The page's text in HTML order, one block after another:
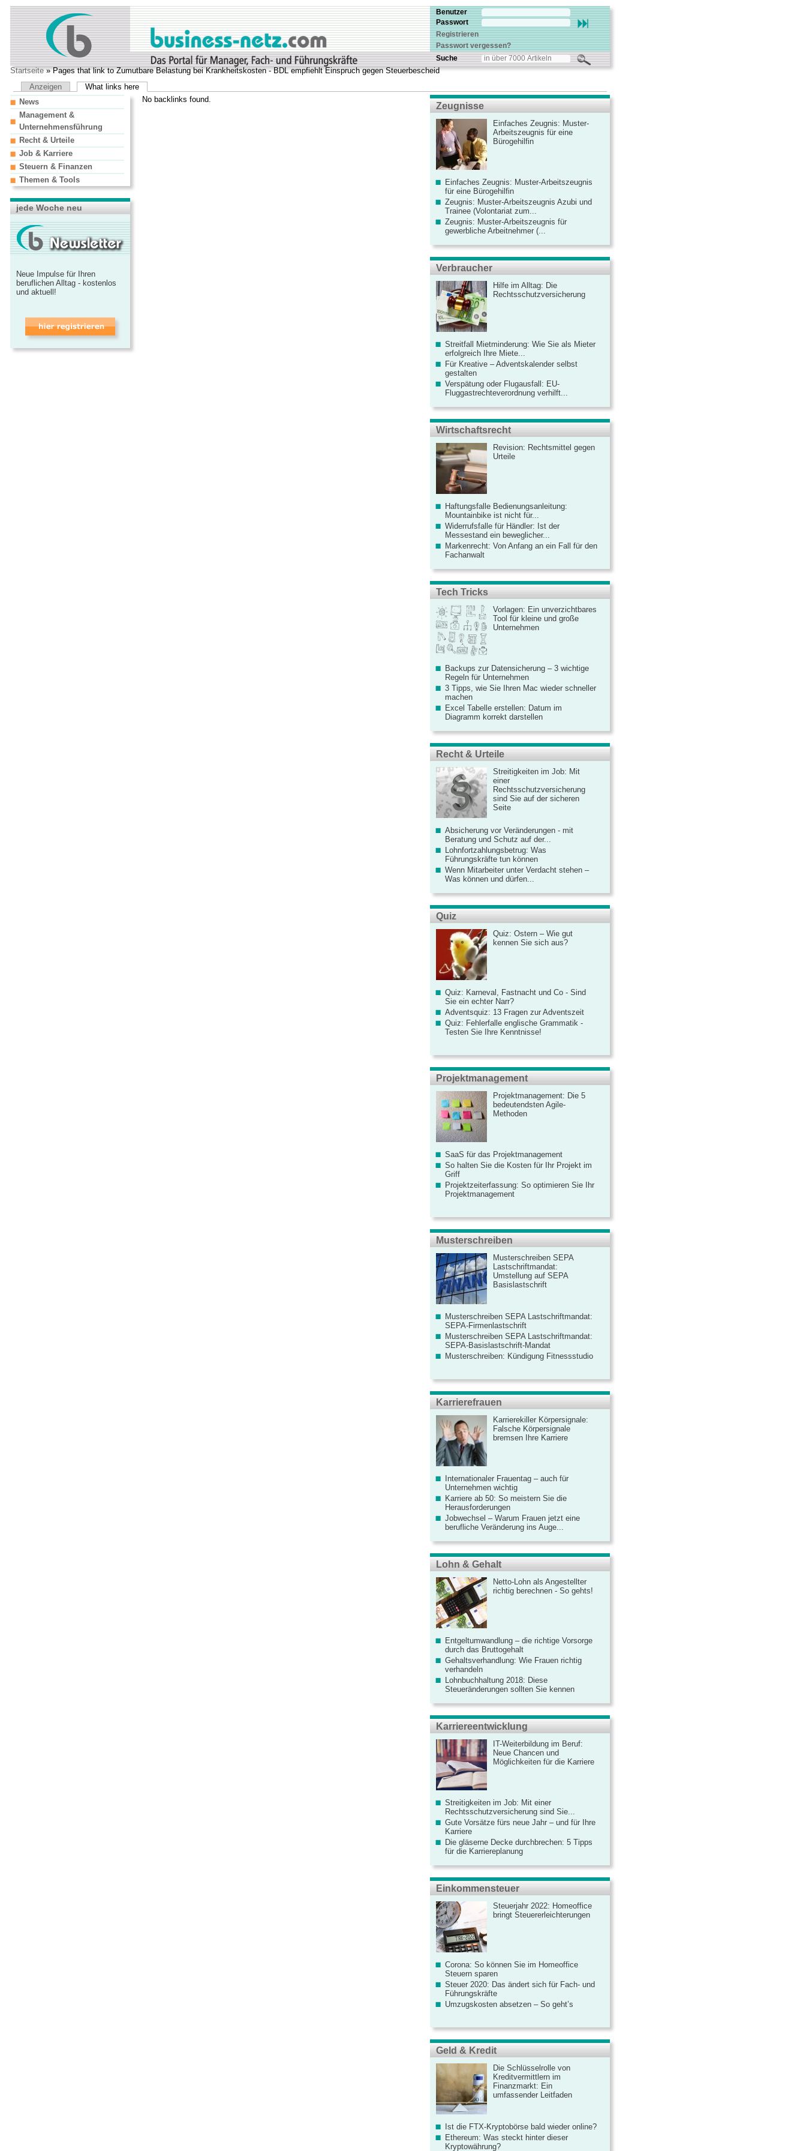
Benutzer
Passwort
Registrieren
Passwort vergessen?
Suche
Startseite» Pages that link to Zumutbare Belastung bei Krankheitskosten - BDL empfiehlt Einspruch gegen Steuerbescheid
Anzeigen
What links here
No backlinks found.
News
Management &
Unternehmensführung
Recht & Urteile
Job & Karriere
Steuern & Finanzen
Themen & Tools
jede Woche neu
Neue Impulse für Ihren
beruflichen Alltag - kostenlos
und aktuell!
Zeugnisse
Einfaches Zeugnis: Muster-
Arbeitszeugnis für eine
Bürogehilfin
Einfaches Zeugnis: Muster-Arbeitszeugnis
für eine Bürogehilfin
Zeugnis: Muster-Arbeitszeugnis Azubi und
Trainee (Volontariat zum...
Zeugnis: Muster-Arbeitszeugnis für
gewerbliche Arbeitnehmer (...
Verbraucher
Hilfe im Alltag: Die
Rechtsschutzversicherung
Streitfall Mietminderung: Wie Sie als Mieter
erfolgreich Ihre Miete...
Für Kreative – Adventskalender selbst
gestalten
Verspätung oder Flugausfall: EU-
Fluggastrechteverordnung verhilft...
Wirtschaftsrecht
Revision: Rechtsmittel gegen
Urteile
Haftungsfalle Bedienungsanleitung:
Mountainbike ist nicht für...
Widerrufsfalle für Händler: Ist der
Messestand ein beweglicher...
Markenrecht: Von Anfang an ein Fall für den
Fachanwalt
Tech Tricks
Vorlagen: Ein unverzichtbares
Tool für kleine und große
Unternehmen
Backups zur Datensicherung – 3 wichtige
Regeln für Unternehmen
3 Tipps, wie Sie Ihren Mac wieder schneller
machen
Excel Tabelle erstellen: Datum im
Diagramm korrekt darstellen
Recht & Urteile
Streitigkeiten im Job: Mit
einer
Rechtsschutzversicherung
sind Sie auf der sicheren
Seite
Absicherung vor Veränderungen - mit
Beratung und Schutz auf der...
Lohnfortzahlungsbetrug: Was
Führungskräfte tun können
Wenn Mitarbeiter unter Verdacht stehen –
Was können und dürfen...
Quiz
Quiz: Ostern – Wie gut
kennen Sie sich aus?
Quiz: Karneval, Fastnacht und Co - Sind
Sie ein echter Narr?
Adventsquiz: 13 Fragen zur Adventszeit
Quiz: Fehlerfalle englische Grammatik -
Testen Sie Ihre Kenntnisse!
Projektmanagement
Projektmanagement: Die 5
bedeutendsten Agile-
Methoden
SaaS für das Projektmanagement
So halten Sie die Kosten für Ihr Projekt im
Griff
Projektzeiterfassung: So optimieren Sie Ihr
Projektmanagement
Musterschreiben
Musterschreiben SEPA
Lastschriftmandat:
Umstellung auf SEPA
Basislastschrift
Musterschreiben SEPA Lastschriftmandat:
SEPA-Firmenlastschrift
Musterschreiben SEPA Lastschriftmandat:
SEPA-Basislastschrift-Mandat
Musterschreiben: Kündigung Fitnessstudio
Karrierefrauen
Karrierekiller Körpersignale:
Falsche Körpersignale
bremsen Ihre Karriere
Internationaler Frauentag – auch für
Unternehmen wichtig
Karriere ab 50: So meistern Sie die
Herausforderungen
Jobwechsel – Warum Frauen jetzt eine
berufliche Veränderung ins Auge...
Lohn & Gehalt
Netto-Lohn als Angestellter
richtig berechnen - So gehts!
Entgeltumwandlung – die richtige Vorsorge
durch das Bruttogehalt
Gehaltsverhandlung: Wie Frauen richtig
verhandeln
Lohnbuchhaltung 2018: Diese
Steueränderungen sollten Sie kennen
Karriereentwicklung
IT-Weiterbildung im Beruf:
Neue Chancen und
Möglichkeiten für die Karriere
Streitigkeiten im Job: Mit einer
Rechtsschutzversicherung sind Sie...
Gute Vorsätze fürs neue Jahr – und für Ihre
Karriere
Die gläserne Decke durchbrechen: 5 Tipps
für die Karriereplanung
Einkommensteuer
Steuerjahr 2022: Homeoffice
bringt Steuererleichterungen
Corona: So können Sie im Homeoffice
Steuern sparen
Steuer 2020: Das ändert sich für Fach- und
Führungskräfte
Umzugskosten absetzen – So geht’s
Geld & Kredit
Die Schlüsselrolle von
Kreditvermittlern im
Finanzmarkt: Ein
umfassender Leitfaden
Ist die FTX-Kryptobörse bald wieder online?
Ethereum: Was steckt hinter dieser
Kryptowährung?